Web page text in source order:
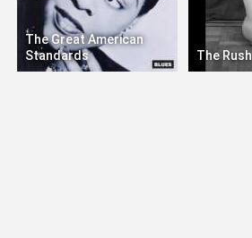
The Great American
Standards
The Rush